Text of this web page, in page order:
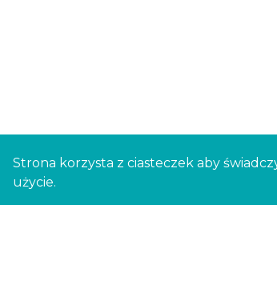
Strona korzysta z ciasteczek aby
użycie.